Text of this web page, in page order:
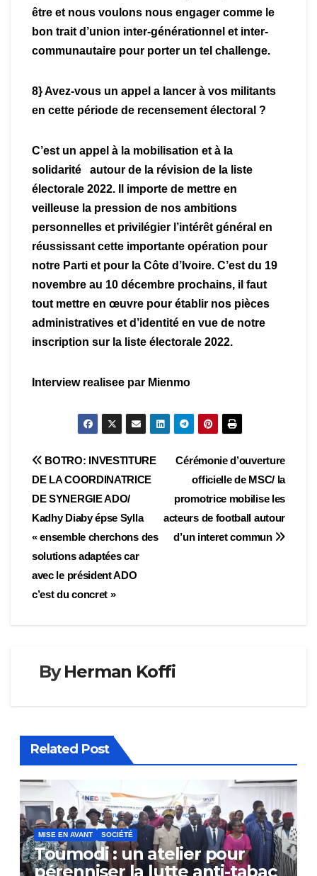
être et nous voulons nous engager comme le
bon trait d’union inter-générationnel et inter-
communautaire pour porter un tel challenge.
8} Avez-vous un appel a lancer à vos militants
en cette période de recensement électoral ?
C’est un appel à la mobilisation et à la
solidarité autour de la révision de la liste
électorale 2022. Il importe de mettre en
veilleuse la pression de nos ambitions
personnelles et privilégier l’intérêt général en
réussissant cette importante opération pour
notre Parti et pour la Côte d’Ivoire. C’est du 19
novembre au 10 décembre prochains, il faut
tout mettre en œuvre pour établir nos pièces
administratives et d’identité en vue de notre
inscription sur la liste électorale 2022.
Interview realisee par Mienmo
Navigation
de
l’article
Cérémonie d’ouverture
officielle de MSC/ la
promotrice mobilise les
acteurs de football autour
d’un interet commun
BOTRO: INVESTITURE
DE LA COORDINATRICE
DE SYNERGIE ADO/
Kadhy Diaby épse Sylla
« ensemble cherchons des
solutions adaptées car
avec le président ADO
c’est du concret »
ByHerman Koffi
Related Post
MISE EN AVANT SOCIÉTÉ
Toumodi : un atelier pour
pérenniser la lutte anti-tabac